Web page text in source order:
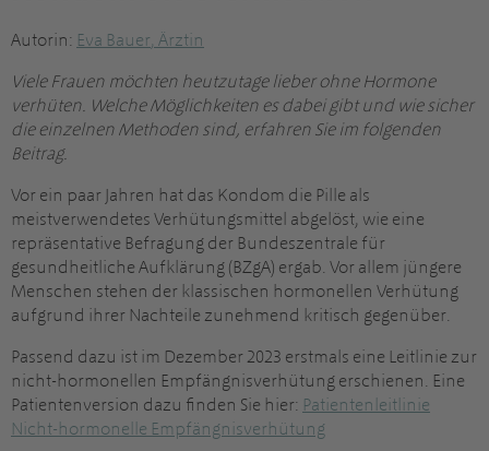
Autorin: Eva Bauer Ärztin
Viele Frauen möchten heutzutage lieber ohne Hormone
verhüten. Welche Möglichkeiten es dabei gibt und wie sicher
die einzelnen Methoden sind, erfahren Sie im folgenden
Beitrag.
Vor ein paar Jahren hat das Kondom die Pille als
meistverwendetes Verhütungsmittel abgelöst, wie eine
repräsentative Befragung der Bundeszentrale für
gesundheitliche Aufklärung (BZgA) ergab. Vor allem jüngere
Menschen stehen der klassischen hormonellen Verhütung
aufgrund ihrer Nachteile zunehmend kritisch gegenüber.
Passend dazu ist im Dezember 2023 erstmals eine Leitlinie zur
nicht-hormonellen Empfängnisverhütung erschienen. Eine
Patientenversion dazu finden Sie hier: Patientenleitlinie
Nicht-hormonelle Empfängnisverhütung